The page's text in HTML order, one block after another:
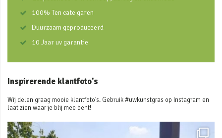
100% Ten cate garen
Duurzaam geproduceerd
10 Jaar uv garantie
Inspirerende klantfoto's
Wij delen graag mooie klantfoto's. Gebruik #uwkunstgras op Instagram en
laat zien waar je blij mee bent!